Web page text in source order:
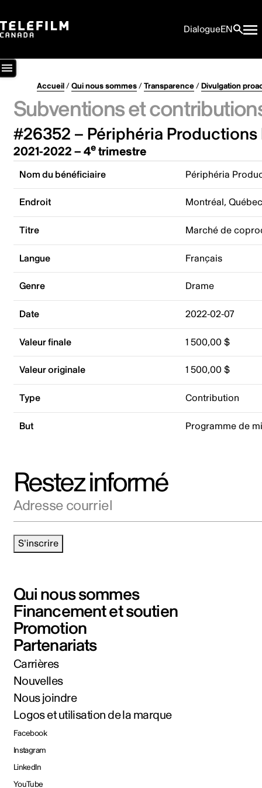
DialogueEN
Accueil/Qui nous sommes/Transparence/Divulgation
Subventions et
#26352 – Périphéria Productions
2021-2022 – 4etrimestre
Nom du bénéficiaire Périphéria
Endroit Montréal,
Titre Marché de
Langue Français
Genre Drame
Date 2022-02-07
Valeur finale 1 500,00 $
Valeur originale 1 500,00 $
Type Contribution
But Programme de
Restez informé
S'inscrire
Qui nous sommes
Financement et soutien
Promotion
Partenariats
Carrières
Nouvelles
Nous joindre
Logos et utilisation de la marque
Facebook
Instagram
LinkedIn
YouTube